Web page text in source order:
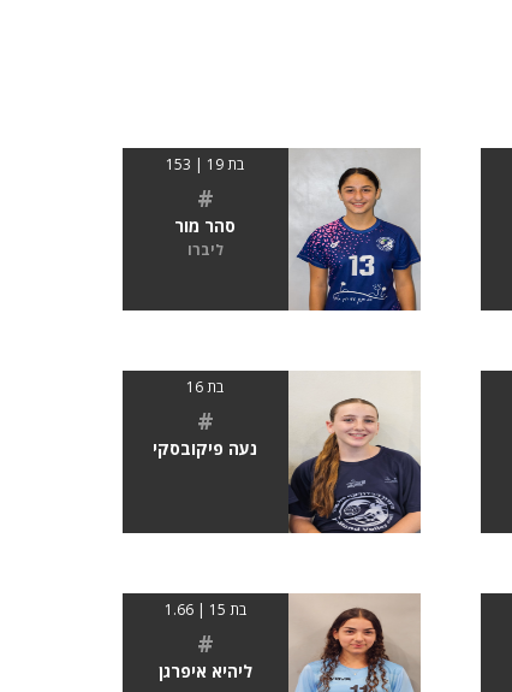
בת 19 | 153
#
סהר מור
ליברו
בת 16
#
נעה פיקובסקי
בת 15 | 1.66
#
ליהיא איפרגן